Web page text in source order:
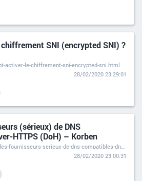
SNI (encrypted SNI) ?
activer-le-chiffrement-sni-encrypted-sni.html
28/02/2020 23:29:01
(sérieux) de DNS
HTTPS (DoH) – Korben
https://korben.info/la-liste-des-fournisseurs-serieux-de-dns-compatibles-dns-over-https-doh.html
28/02/2020 23:00:31